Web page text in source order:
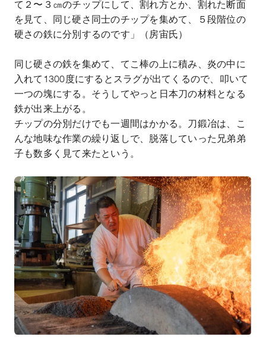
て２〜３㎝のチップにして、割れ方とか、割れた断面
を見て、同じ硬さ同士のチップを集めて、５段階位の
硬さの鉄に分別するのです」（房宙氏）
同じ硬さの鉄を集めて、てこ棒の上に積み、炎の中に
入れて 1300度にするとスラグが出てくるので、叩いて
一つの塊にする。そうしてやっと日本刀の材料となる
鉄が出来上がる。
チップの分別だけでも一週間はかかる。刀鍛冶は、こ
んな地味な作業の繰り返しで、脱落していった兄弟弟
子も数多く見て来たという。